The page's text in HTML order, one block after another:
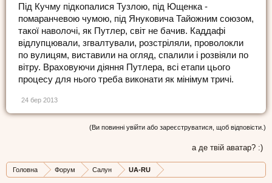
Під Кучму підкопалися Тузлою, під Ющенка -
помаранчевою чумою, під Януковича Тайожним союзом,
такої наволочі, як Путлер, світ не бачив. Каддафі
відлупцювали, згвалтували, розстріляли, проволокли
по вулицям, виставили на огляд, спалили і розвіяли по
вітру. Враховуючи діяння Путлера, всі етапи цього
процесу для нього треба виконати як мінімум тричі.
24 бер 2013
(Ви повинні увійти або зареєструватися, щоб відповісти.)
а де твій аватар? :)
Головна Форум Салун UA-RU